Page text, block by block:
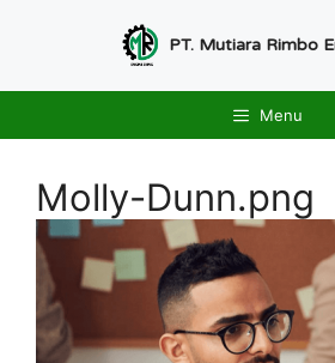
PT. Mutiara Rimbo
Menu
Molly-Dunn.png